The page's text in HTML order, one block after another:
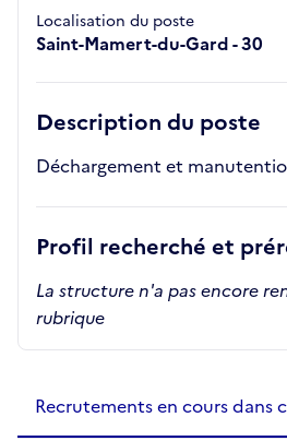
Localisation du poste
Saint-Mamert-du-Gard - 30
Description du poste
Déchargement et
Profil recherché et
La structure n'a pas encore
rubrique
Recrutements en cours dans